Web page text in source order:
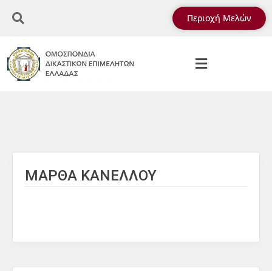
Περιοχή Μελών
ΜΑΡΘΑ ΚΑΝΕΛΛΟΥ